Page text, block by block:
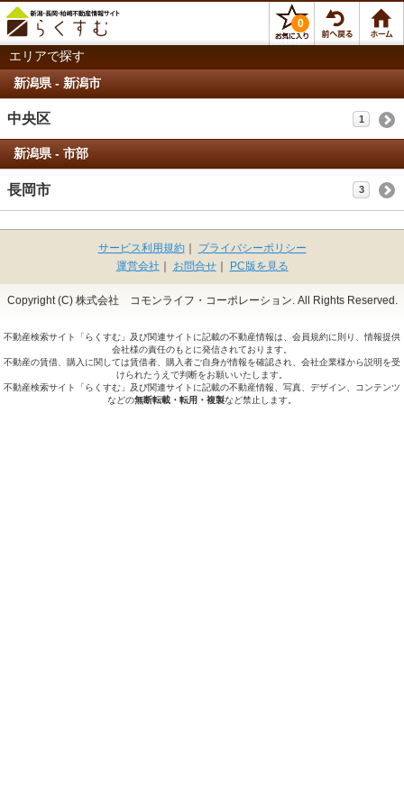
0
エリアで探す
新潟県 - 新潟市
中央区 1
1
新潟県 - 市部
長岡市 3
3
サービス利用規約｜
プライバシーポリシー
運営会社 ｜ お問合せ｜ PC版を見る
Copyright (C) 株式会社 コモンライフ・コーポレーション. All Rights Reserved.
不動産検索サイト「らくすむ」及び関連サイトに記載の不動産情報は、会員規約に則り、情報提供
会社様の責任のもとに発信されております。
不動産の賃借、購入に関しては賃借者、購入者ご自身が情報を確認され、会社企業様から説明を受
けられたうえで判断をお願いいたします。
不動産検索サイト「らくすむ」及び関連サイトに記載の不動産情報、写真、デザイン、コンテンツ
などの無断転載・転用・複製など禁止します。